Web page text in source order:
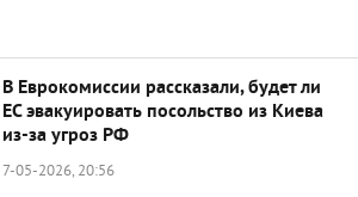
В Еврокомиссии рассказали, будет ли
ЕС эвакуировать посольство из Киева
из-за угроз РФ
7-05-2026, 20:56